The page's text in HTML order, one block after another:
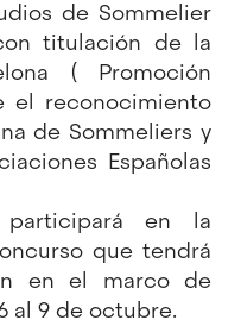
de Sommelier
titulación de la
( Promoción
el reconocimiento
de Sommeliers y
Españolas
en la
que tendrá
en el marco de
al 9 de octubre.